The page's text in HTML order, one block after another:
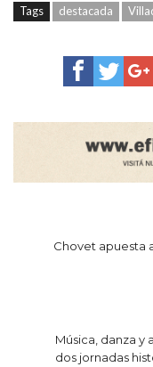
Tags destacada
Chovet apuesta
Música, danza y
dos jornadas